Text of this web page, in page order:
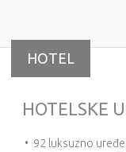
HOTEL
HOTELSKE
• 92 luksuzno